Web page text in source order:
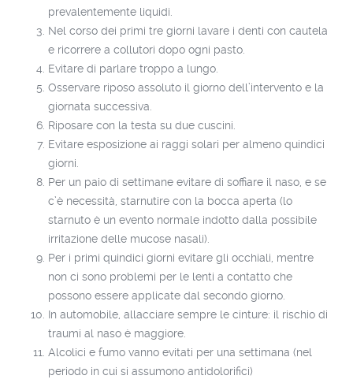
prevalentemente liquidi.
Nel corso dei primi tre giorni lavare i denti con cautela
e ricorrere a collutori dopo ogni pasto.
Evitare di parlare troppo a lungo.
Osservare riposo assoluto il giorno dell’intervento e la
giornata successiva.
Riposare con la testa su due cuscini.
Evitare esposizione ai raggi solari per almeno quindici
giorni.
Per un paio di settimane evitare di soffiare il naso, e se
c’è necessità, starnutire con la bocca aperta (lo
starnuto è un evento normale indotto dalla possibile
irritazione delle mucose nasali).
Per i primi quindici giorni evitare gli occhiali, mentre
non ci sono problemi per le lenti a contatto che
possono essere applicate dal secondo giorno.
In automobile, allacciare sempre le cinture: il rischio di
traumi al naso è maggiore.
Alcolici e fumo vanno evitati per una settimana (nel
periodo in cui si assumono antidolorifici)